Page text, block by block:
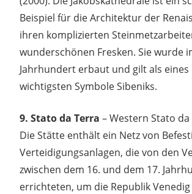
Beispiel für die Architektur der
ihren komplizierten
wunderschönen Fresken. Sie wurde
Jahrhundert erbaut und gilt als eines
wichtigsten Symbole Sibeniks.
9. Stato da Terra – Western Stato da
Die Stätte enthält ein Netz von
Verteidigungsanlagen, die von den
zwischen dem 16. und dem 17.
errichteten, um die Republik